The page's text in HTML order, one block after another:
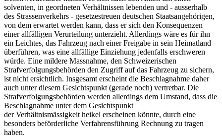
solventen, in geordneten Verhältnissen lebenden und - ausserhalb
des Strassenverkehrs - gesetzestreuen deutschen Staatsangehörigen,
von dem erwartet werden kann, dass er sich den Konsequenzen
einer allfälligen Verurteilung unterzieht. Allerdings wäre es für ihn
ein Leichtes, das Fahrzeug nach einer Freigabe in sein Heimatland
überführen, was eine allfällige Einziehung jedenfalls erschweren
würde. Eine mildere Massnahme, den Schweizerischen
Strafverfolgungsbehörden den Zugriff auf das Fahrzeug zu sichern,
ist nicht ersichtlich. Insgesamt erscheint die Beschlagnahme daher
auch unter diesem Gesichtspunkt (gerade noch) vertretbar. Die
Strafverfolgungsbehörden werden allerdings dem Umstand, dass die
Beschlagnahme unter dem Gesichtspunkt
der Verhältnismässigkeit heikel erscheinen könnte, durch eine
besonders beförderliche Verfahrensführung Rechnung zu tragen
haben.